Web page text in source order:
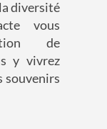
diversité
vous
de
y vivrez
souvenirs